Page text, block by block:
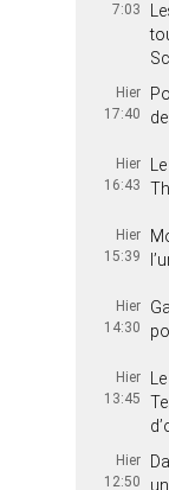
7:03
Hier
17:40
Hier
16:43
Hier
15:39
Hier
14:30
Hier
13:45
Hier
12:50